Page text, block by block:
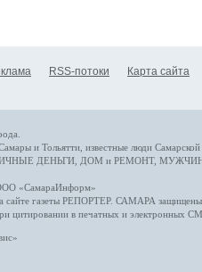
RSS-потоки Карта сайта
и Тольятти, известные люди
ДЕНЬГИ ДОМ и РЕМОНТ,
ООО «СамараИнформ»
сайте газеты РЕПОРТЕР. САМАРА защищены.
цитировании в печатных и электронных